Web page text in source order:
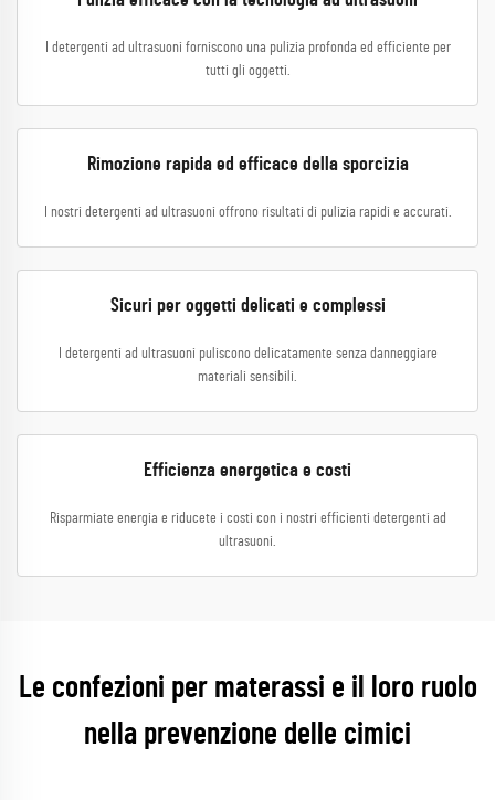
I detergenti ad ultrasuoni forniscono una pulizia profonda ed efficiente per
tutti gli oggetti.
Rimozione rapida ed efficace della sporcizia
I nostri detergenti ad ultrasuoni offrono risultati di pulizia rapidi e accurati.
Sicuri per oggetti delicati e complessi
I detergenti ad ultrasuoni puliscono delicatamente senza danneggiare
materiali sensibili.
Efficienza energetica e costi
Risparmiate energia e riducete i costi con i nostri efficienti detergenti ad
ultrasuoni.
Le confezioni per materassi e il loro ruolo
nella prevenzione delle cimici